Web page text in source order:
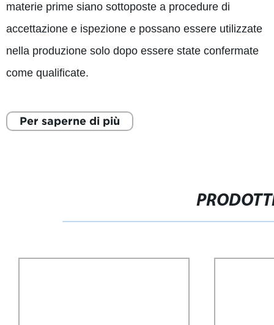
materie prime siano sottoposte a procedure di
accettazione e ispezione e possano essere utilizzate
nella produzione solo dopo essere state confermate
come qualificate.
Per saperne di più